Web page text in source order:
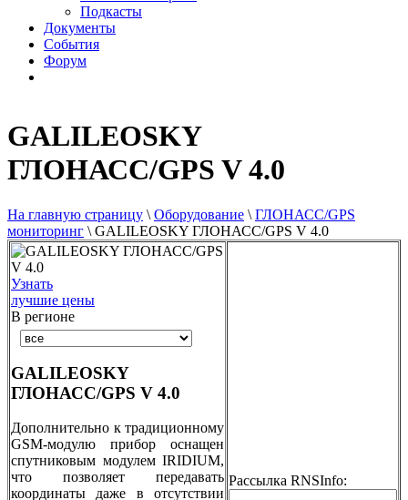
GALILEOSKY
ГЛОНАСС/GPS V 4.0
На главную страницу \ Оборудование \ ГЛОНАСС/GPS
мониторинг \ GALILEOSKY ГЛОНАСС/GPS V 4.0
Узнать
лучшие цены
В регионе
GALILEOSKY
ГЛОНАСС/GPS V 4.0
Дополнительно к традиционному
GSM-модулю прибор оснащен
спутниковым модулем IRIDIUM,
что позволяет передавать
координаты даже в отсутствии
Рассылка RNSInfo:
Подкасты
Документы
События
Форум